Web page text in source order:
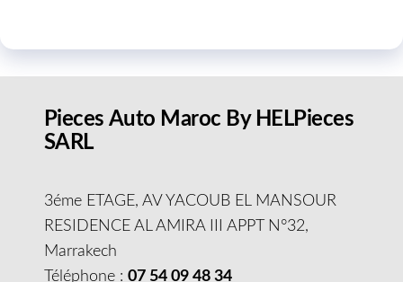
Pieces Auto Maroc By HELPieces
SARL
3éme ETAGE, AV YACOUB EL MANSOUR
RESIDENCE AL AMIRA III APPT N°32,
Marrakech
Téléphone : 07 54 09 48 34